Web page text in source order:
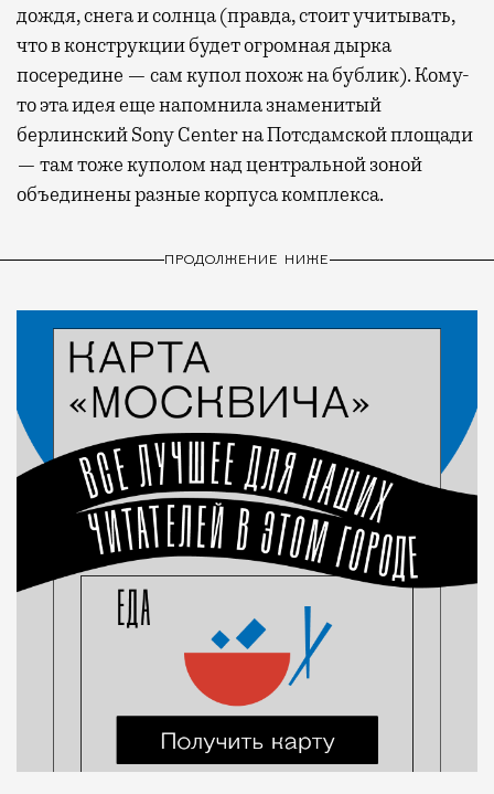
дождя, снега и солнца (правда, стоит учитывать,
что в конструкции будет огромная дырка
посередине — сам купол похож на бублик). Кому-
то эта идея еще напомнила знаменитый
берлинский Sony Center на Потсдамской площади
— там тоже куполом над центральной зоной
объединены разные корпуса комплекса.
ПРОДОЛЖЕНИЕ НИЖЕ